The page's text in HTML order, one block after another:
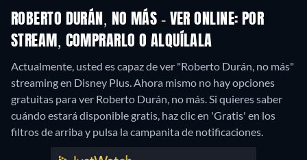
ROBERTO DURÁN, NO MÁS - VER ONLINE: POR
STREAM, COMPRARLO O ALQUÍLALA
Actualmente, usted es capaz de ver "Roberto Durán, no más"
streaming en Disney Plus.Ahora mismo no hay opciones
gratuitas para ver Roberto Durán, no más. Si quieres saber
cuándo estará disponible gratis, haz clic en 'Gratis' en los
filtros de arriba y pulsa la campanita de notificaciones.